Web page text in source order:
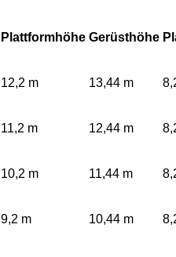
Plattformhöhe Gerüsthöhe
12,2 m 13,44 m
11,2 m 12,44 m
10,2 m 11,44 m
9,2 m 10,44 m